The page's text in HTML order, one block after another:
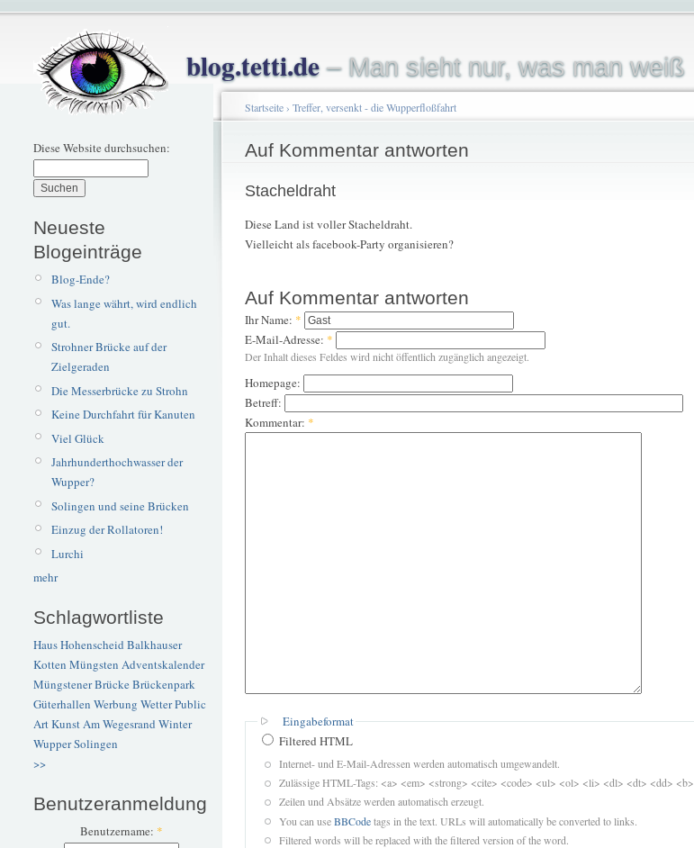
blog.tetti.de– Man sieht nur, was man weiß
Diese Website durchsuchen:
Neueste
Blogeinträge
Blog-Ende?
Was lange währt, wird endlich
gut.
Strohner Brücke auf der
Zielgeraden
Die Messerbrücke zu Strohn
Keine Durchfahrt für Kanuten
Viel Glück
Jahrhunderthochwasser der
Wupper?
Solingen und seine Brücken
Einzug der Rollatoren!
Lurchi
mehr
Schlagwortliste
Haus Hohenscheid Balkhauser
Kotten Müngsten Adventskalender
Müngstener BrückeBrückenpark
Güterhallen Werbung WetterPublic
ArtKunstAm Wegesrand Winter
WupperSolingen
>>
Benutzeranmeldung
Benutzername: *
Startseite› Treffer, versenkt - die Wupperfloßfahrt
Auf Kommentar antworten
Stacheldraht
Diese Land ist voller Stacheldraht.
Vielleicht als facebook-Party organisieren?
Auf Kommentar antworten
Ihr Name: *
E-Mail-Adresse: *
Der Inhalt dieses Feldes wird nicht öffentlich zugänglich angezeigt.
Homepage:
Betreff:
Kommentar: *
Eingabeformat
Filtered HTML
Internet- und E-Mail-Adressen werden automatisch umgewandelt.
Zulässige HTML-Tags: <a> <em> <strong> <cite> <code> <ul> <ol> <li> <dl> <dt> <dd> <b>
Zeilen und Absätze werden automatisch erzeugt.
You can useBBCodetags in the text. URLs will automatically be converted to links.
Filtered words will be replaced with the filtered version of the word.